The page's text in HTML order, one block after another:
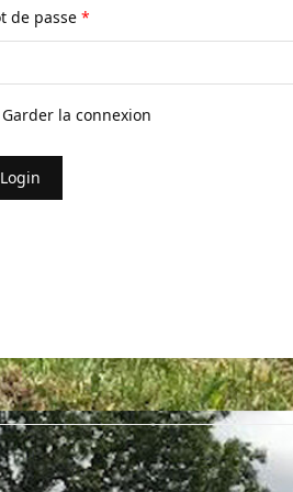
de passe*
Garder la connexion
Login